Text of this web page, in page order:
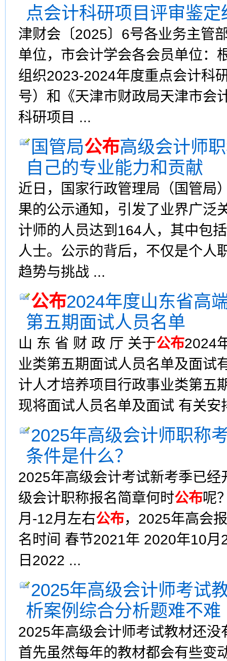
点会计科研项目评审鉴
津财会〔2025〕6号各业务主管
单位，市会计学会各会员单位：
组织2023-2024年度重点会计科
号）和《天津市财政局天津市会
科研项目 ...
国管局公布高级会计师
自己的专业能力和贡献
近日，国家行政管理局（国管局
果的公示通知，引发了业界广泛
计师的人员达到164人，其中包
人士。公示的背后，不仅是个人
趋势与挑战 ...
公布2024年度山东省高
第五期面试人员名单
山 东 省 财 政 厅 关于公布2024
业类第五期面试人员名单及面试
计人才培养项目行政事业类第五
现将面试人员名单及面试 有关安
2025年高级会计师职称
条件是什么？
2025年高级会计考试新考季已经
级会计职称报名简章何时公布呢
月-12月左右公布，2025年高会
名时间 春节2021年 2020年10
日2022 ...
2025年高级会计师考试
析案例综合分析题难不难
2025年高级会计师考试教材还
首先虽然每年的教材都会有些变